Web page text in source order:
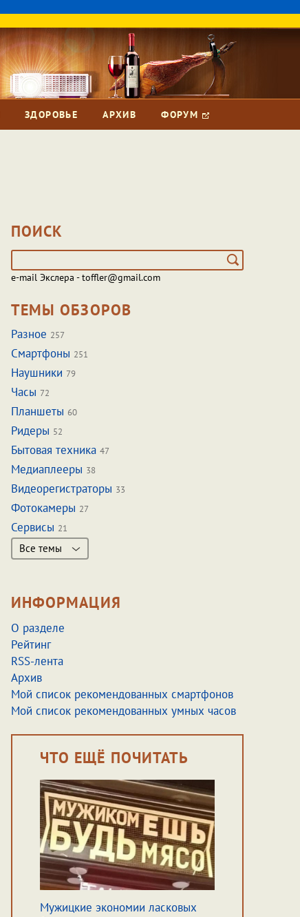
ЗДОРОВЬЕ АРХИВ ФОРУМ
ПОИСК
e-mail Экслера - toffler@gmail.com
ТЕМЫ ОБЗОРОВ
Разное 257
Смартфоны 251
Наушники 79
Часы 72
Планшеты 60
Ридеры 52
Бытовая техника 47
Медиаплееры 38
Видеорегистраторы 33
Фотокамеры 27
Сервисы 21
Все темы
ИНФОРМАЦИЯ
О разделе
Рейтинг
RSS-лента
Архив
Мой список рекомендованных смартфонов
Мой список рекомендованных умных часов
ЧТО ЕЩЁ ПОЧИТАТЬ
Мужицкие экономии ласковых